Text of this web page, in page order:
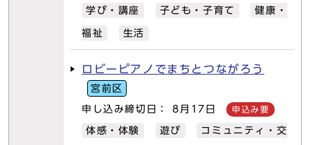
学び・講座 子ども・子育て 健康・
福祉 生活
ロビーピアノでまちとつながろう
宮前区
申し込み締切日： 8月17日 申込み要
体感・体験 遊び コミュニティ・交